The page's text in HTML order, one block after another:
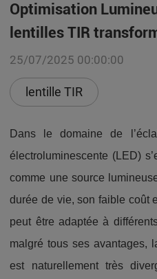
Optimisation
lentilles TIR
25/07/2025 00:00:00
lentille TIR
Dans le domaine de
électroluminescente (LED)
comme une source
durée de vie, son faible coût
peut être adaptée à
malgré tous ses avantages,
est naturellement très